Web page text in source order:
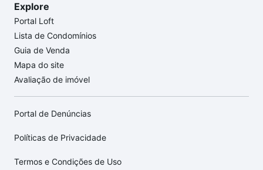
Explore
Portal Loft
Lista de Condomínios
Guia de Venda
Mapa do site
Avaliação de imóvel
Portal de Denúncias
Políticas de Privacidade
Termos e Condições de Uso